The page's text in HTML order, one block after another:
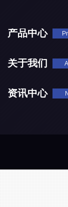
产品中心
关于我们
资讯中心